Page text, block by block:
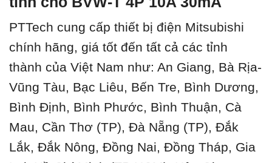
PTTech cung cấp thiết bị điện Mitsubishi
chính hãng, giá tốt đến tất cả các tỉnh
thành của Việt Nam như: An Giang, Bà Rịa-
Vũng Tàu, Bạc Liêu, Bến Tre, Bình Dương,
Bình Định, Bình Phước, Bình Thuận, Cà
Mau, Cần Thơ (TP), Đà Nẵng (TP), Đắk
Lắk, Đắk Nông, Đồng Nai, Đồng Tháp, Gia